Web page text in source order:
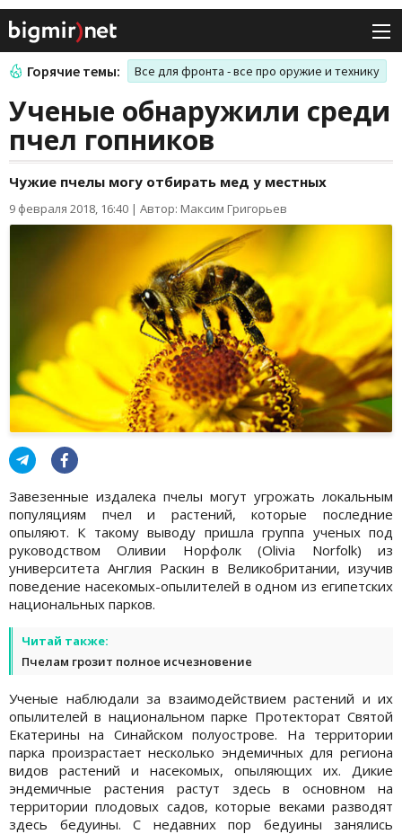
Горячие темы: Все для фронта - все про оружие и технику
Ученые обнаружили среди
пчел гопников
Чужие пчелы могу отбирать мед у местных
9 февраля 2018, 16:40 | Автор: Максим Григорьев
Завезенные издалека пчелы могут угрожать локальным
популяциям пчел и растений, которые последние
опыляют. К такому выводу пришла группа ученых под
руководством Оливии Норфолк (Olivia Norfolk) из
университета Англия Раскин в Великобритании, изучив
поведение насекомых-опылителей в одном из египетских
национальных парков.
Читай также:
Пчелам грозит полное исчезновение
Ученые наблюдали за взаимодействием растений и их
опылителей в национальном парке Протекторат Святой
Екатерины на Синайском полуострове. На территории
парка произрастает несколько эндемичных для региона
видов растений и насекомых, опыляющих их. Дикие
эндемичные растения растут здесь в основном на
территории плодовых садов, которые веками разводят
здесь бедуины. С недавних пор бедуины занялись